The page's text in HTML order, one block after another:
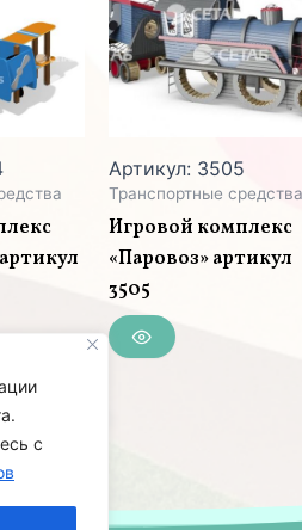
с
Артикул: 3505
Транспортные средства
Игровой комплекс
«Паровоз» артикул
3505